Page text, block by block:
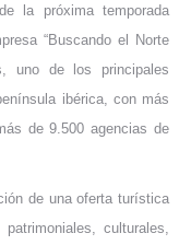
la próxima temporada
“Buscando el Norte
uno de los principales
ibérica, con más
de 9.500 agencias de
de una oferta turística
culturales,